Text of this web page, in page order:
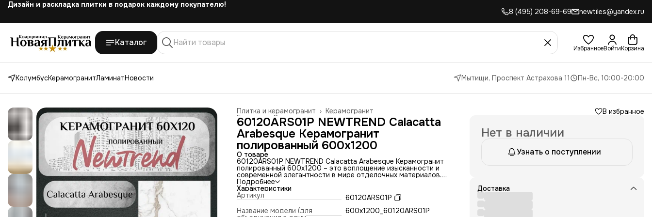
8 (495) 208-69-69 newtiles@yandex.ru
Каталог
ИзбранноеВойтиКорзина
КолумбусКерамогранитЛаминатНовости Мытищи, Проспект Астрахова 11 Пн-Вс, 10:00-20:00
Керамогранит
Плитка и керамогранит ›
Строительство и ремонт ›
Главная ›
60120ARS01P NEWTREND Calacatta
Arabesque Керамогранит
полированный 600x1200
О товаре
60120ARS01P NEWTREND Calacatta Arabesque Керамогранит
полированный 600x1200 – это воплощение изысканности и
современной элегантности в мире отделочных материалов.
Этот керамогранит, имитирующий редкий и благородный
мрамор Calacatta, привносит в интерьер атмосферу роскоши
и утонченности, делая его идеальным выбором для тех, кто
стремится создать пространство, дышащее стилем и
безупречным вкусом.
Подробнее
Характеристики
Артикул
60120ARS01P
Название модели (для
600x1200_60120ARS01P
В избранное
Нет в наличии
Узнать о поступлении
Доставка